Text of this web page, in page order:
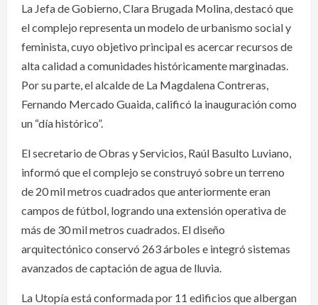
La Jefa de Gobierno, Clara Brugada Molina, destacó que
el complejo representa un modelo de urbanismo social y
feminista, cuyo objetivo principal es acercar recursos de
alta calidad a comunidades históricamente marginadas.
Por su parte, el alcalde de La Magdalena Contreras,
Fernando Mercado Guaida, calificó la inauguración como
un “día histórico”.
El secretario de Obras y Servicios, Raúl Basulto Luviano,
informó que el complejo se construyó sobre un terreno
de 20 mil metros cuadrados que anteriormente eran
campos de fútbol, logrando una extensión operativa de
más de 30 mil metros cuadrados. El diseño
arquitectónico conservó 263 árboles e integró sistemas
avanzados de captación de agua de lluvia.
La Utopía está conformada por 11 edificios que albergan